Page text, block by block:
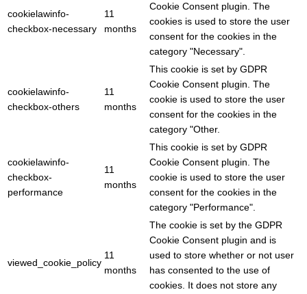
cookielawinfo-
checkbox-necessary
11
months
Cookie Consent plugin. The
cookies is used to store the user
consent for the cookies in the
category "Necessary".
cookielawinfo-
checkbox-others
11
months
This cookie is set by GDPR
Cookie Consent plugin. The
cookie is used to store the user
consent for the cookies in the
category "Other.
cookielawinfo-
checkbox-
performance
11
months
This cookie is set by GDPR
Cookie Consent plugin. The
cookie is used to store the user
consent for the cookies in the
category "Performance".
viewed_cookie_policy
11
months
The cookie is set by the GDPR
Cookie Consent plugin and is
used to store whether or not user
has consented to the use of
cookies. It does not store any